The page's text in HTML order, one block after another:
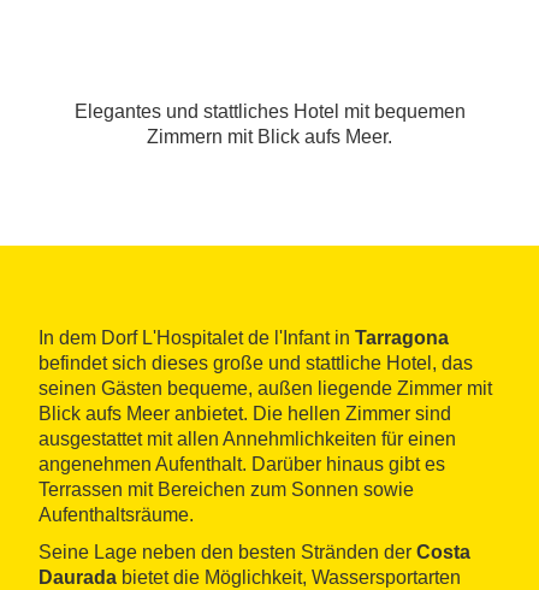
Elegantes und stattliches Hotel mit bequemen
Zimmern mit Blick aufs Meer.
In dem Dorf L'Hospitalet de l'Infant in Tarragona
befindet sich dieses große und stattliche Hotel, das
seinen Gästen bequeme, außen liegende Zimmer mit
Blick aufs Meer anbietet. Die hellen Zimmer sind
ausgestattet mit allen Annehmlichkeiten für einen
angenehmen Aufenthalt. Darüber hinaus gibt es
Terrassen mit Bereichen zum Sonnen sowie
Aufenthaltsräume.
Seine Lage neben den besten Stränden der Costa
Daurada bietet die Möglichkeit, Wassersportarten